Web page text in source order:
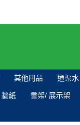
其他用品 通渠水
牆紙 書架/ 展示架